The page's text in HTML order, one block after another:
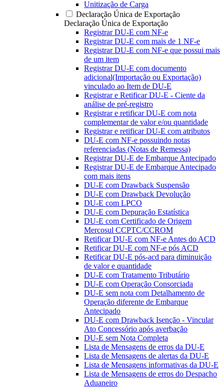
Unitização de Carga
Declaração Única de Exportação
Declaração Única de Exportação
Registrar DU-E com NF-e
Registrar DU-E com mais de 1 NF-e
Registrar DU-E com NF-e que possui mais
de um item
Registrar DU-E com documento
adicional(Importação ou Exportação)
vinculado ao Item de DU-E
Registrar e Retificar DU-E - Ciente da
análise de pré-registro
Registrar e retificar DU-E com nota
complementar de valor e/ou quantidade
Registrar e retificar DU-E com atributos
DU-E com NF-e possuindo notas
referenciadas (Notas de Remessa)
Registrar DU-E de Embarque Antecipado
Registrar DU-E de Embarque Antecipado
com mais itens
DU-E com Drawback Suspensão
DU-E com Drawback Devolução
DU-E com LPCO
DU-E com Depuração Estatística
DU-E com Certificado de Origem
Mercosul CCPTC/CCROM
Retificar DU-E com NF-e Antes do ACD
Retificar DU-E com NF-e pós ACD
Retificar DU-E pós-acd para diminuição
de valor e quantidade
DU-E com Tratamento Tributário
DU-E com Operação Consorciada
DU-E sem nota com Detalhamento de
Operação diferente de Embarque
Antecipado
DU-E com Drawback Isenção - Vincular
Ato Concessório após averbação
DU-E sem Nota Completa
Lista de Mensagens de erros da DU-E
Lista de Mensagens de alertas da DU-E
Lista de Mensagens informativas da DU-E
Lista de Mensagens de erros do Despacho
Aduaneiro